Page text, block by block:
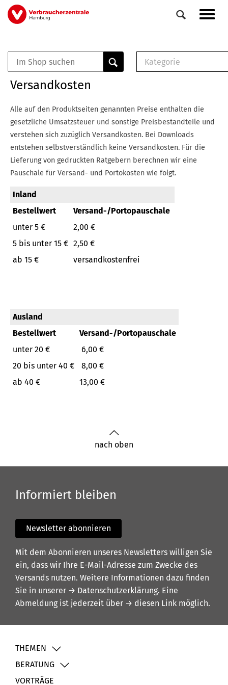
Direkt
zum
Veranstaltungen
0
Kategorie
E-Broschüre
Checklisten (PDF)
Broschüre
Buch
Versandkosten
Alle auf den Produktseiten genannten Preise enthalten die
gesetzliche Umsatzsteuer und sonstige Preisbestandteile und
verstehen sich zuzüglich Versandkosten. Bei Downloads
entstehen selbstverständlich keine Versandkosten. Für die
Lieferung von gedruckten Ratgebern berechnen wir eine
Pauschale für Versand- und Portokosten wie folgt.
Inland
Bestellwert
Versand-/Portopauschale
unter 5 €
2,00 €
5 bis unter 15 € 2,50 €
ab 15 €
versandkostenfrei
Ausland
Bestellwert
Versand-/Portopauschale
unter 20 €
6,00 €
20 bis unter 40 €
8,00 €
ab 40 €
13,00 €
nach oben
Informiert bleiben
Newsletter abonnieren
Mit dem Abonnieren unseres Newsletters willigen Sie
ein, dass wir Ihre E-Mail-Adresse zum Zwecke des
Versands nutzen. Weitere Informationen dazu finden
Sie in unserer → Datenschutzerklärung. Eine
Abmeldung ist jederzeit über → diesen Link möglich.
THEMEN
BERATUNG
VORTRÄGE